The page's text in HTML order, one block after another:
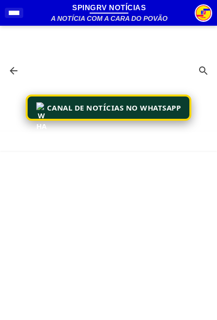
Pular para o conteúdo principal
SPINGRV NOTÍCIAS
A NOTÍCIA COM A CARA DO POVÃO
CANAL DE NOTÍCIAS NO WHATSAPP